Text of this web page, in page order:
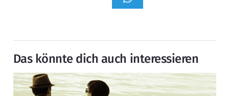
Das könnte dich auch interessieren